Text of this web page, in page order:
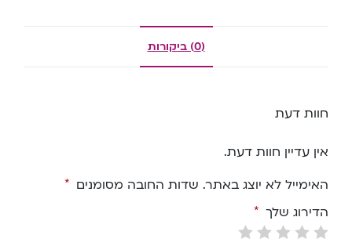
(0) ביקורות
חוות דעת
אין עדיין חוות דעת.
האימייל לא יוצג באתר. שדות החובה מסומנים *
הדירוג שלך *